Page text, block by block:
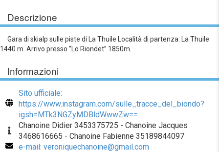
Descrizione
Gara di skialp sulle piste di La Thuile Località di partenza: La Thuile
1440 m. Arrivo presso “Lo Riondet” 1850m.
Informazioni
Sito ufficiale:
https://www.instagram.com/sulle_tracce_del_biondo?
igsh=MTk3NGZyMDBldWwwZw==
Chanoine Didier 3453375725 - Chanoine Jacques
3468616665 - Chanoine Fabienne 35189844097
e-mail: veroniquechanoine@gmail.com